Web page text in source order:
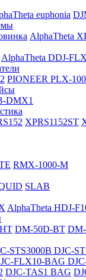
euphonia
AlphaTheta
AlphaTheta DDJ-
PIONEER PLX-
DMX1
XPRS1152ST
RMX-1000-M
SLAB
AlphaTheta HDJ-
DM-50D-BT
STS3000B DJC-
FLX10-BAG
DJC-TAS1 BAG